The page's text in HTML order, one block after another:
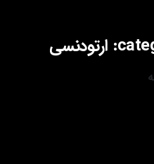
ارتودنسی